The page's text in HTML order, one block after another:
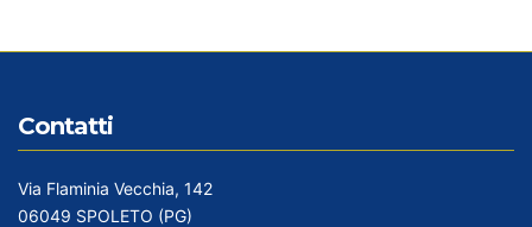
Contatti
Via Flaminia Vecchia, 142
06049 SPOLETO (PG)